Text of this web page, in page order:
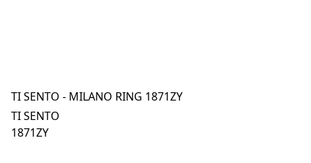
TI SENTO - MILANO RING 1871ZY
TI SENTO
1871ZY